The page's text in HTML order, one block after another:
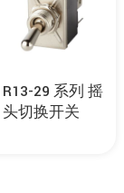
R13-29 系列 摇
头切换开关